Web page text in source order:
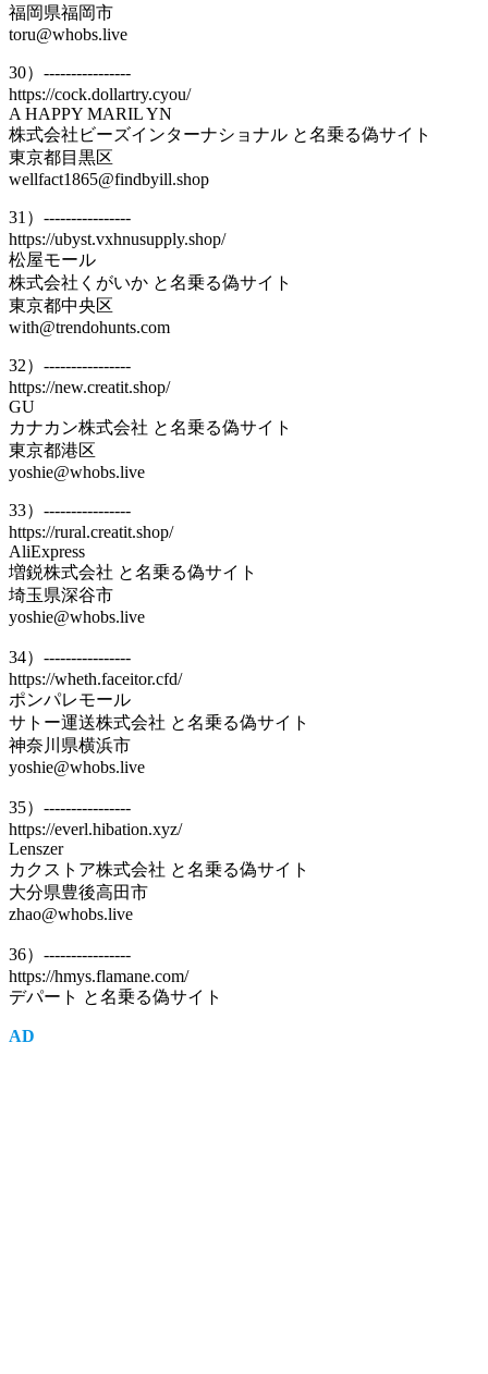
福岡県福岡市
toru@whobs.live
30）----------------
https://cock.dollartry.cyou/
A HAPPY MARIL YN
株式会社ビーズインターナショナル と名乗る偽サイト
東京都目黒区
wellfact1865@findbyill.shop
31）----------------
https://ubyst.vxhnusupply.shop/
松屋モール
株式会社くがいか と名乗る偽サイト
東京都中央区
with@trendohunts.com
32）----------------
https://new.creatit.shop/
GU
カナカン株式会社 と名乗る偽サイト
東京都港区
yoshie@whobs.live
33）----------------
https://rural.creatit.shop/
AliExpress
増鋭株式会社 と名乗る偽サイト
埼玉県深谷市
yoshie@whobs.live
34）----------------
https://wheth.faceitor.cfd/
ポンパレモール
サトー運送株式会社 と名乗る偽サイト
神奈川県横浜市
yoshie@whobs.live
35）----------------
https://everl.hibation.xyz/
Lenszer
カクストア株式会社 と名乗る偽サイト
大分県豊後高田市
zhao@whobs.live
36）----------------
https://hmys.flamane.com/
デパート と名乗る偽サイト
AD